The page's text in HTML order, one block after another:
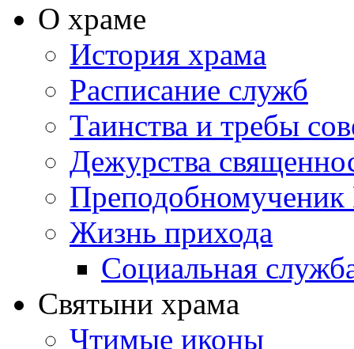
О храме
История храма
Расписание служб
Таинства и требы
Дежурства
Жизнь прихода
Социальная
Святыни храма
Чтимые иконы